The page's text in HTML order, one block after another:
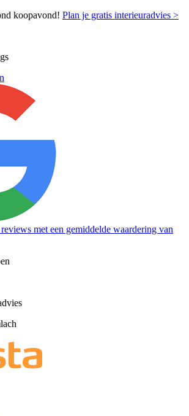
koopavond! Plan je gratis interieuradvies >
met een gemiddelde waardering van